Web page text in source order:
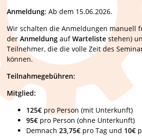
Anmeldung: Ab dem 15.06.2026.
Wir schalten die Anmeldungen manuell
der Anmeldung aufWartelistestehen)
Teilnehmer, die die volle Zeit des
können.
Teilnahmegebühren:
Mitglied:
125€ pro Person (mit Unterkunft)
95€ pro Person (ohne Unterkunft)
Demnach 23,75€ pro Tag und 10€